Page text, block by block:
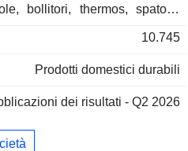
bollitori, thermos, spatole,
del 2018, il
10.745
Prodotti domestici durabili
dei risultati - Q2 2026